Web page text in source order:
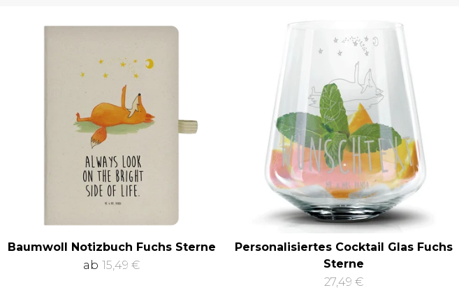
Baumwoll Notizbuch Fuchs Sterne
ab 15,49 €
Personalisiertes Cocktail Glas Fuchs
Sterne
27,49 €